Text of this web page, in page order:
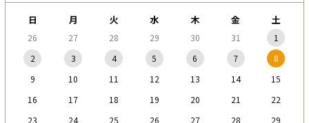
日 月 火 水 木 金 土
26 27 28 29 30 31
1
2
3 4 5 6 7
8
9
10 11 12 13 14
15
16
17 18 19 20 21
22
23
24 25 26 27 28
29